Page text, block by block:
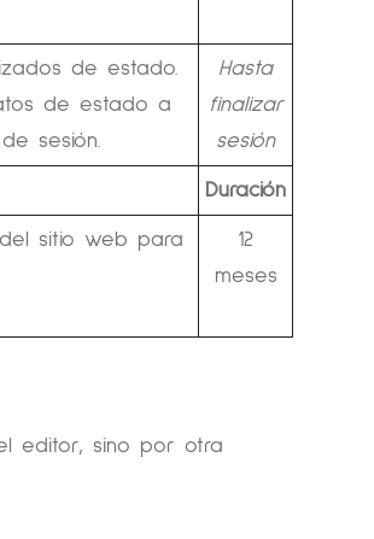
de estado.
de estado a
sesión.
Hasta
finalizar
sesión
Duración
sitio web para
12
meses
editor, sino por otra